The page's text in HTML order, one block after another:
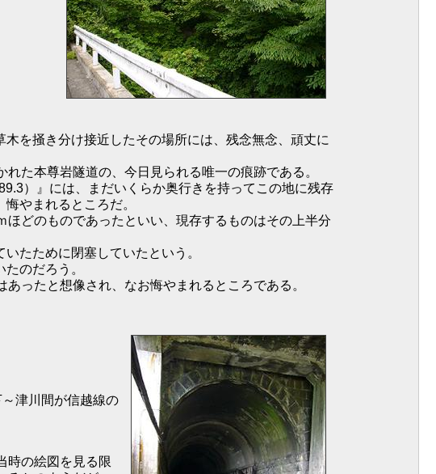
を掻き分け接近したその場所には、残念無念、頑丈に
た本尊岩隧道の、今日見られる唯一の痕跡である。
）』には、まだいくらか奥行きを持ってこの地に残存
やまれるところだ。
どのものであったといい、現存するものはその上半分
たために閉塞していたという。
のだろう。
ったと想像され、なお悔やまれるところである。
津川間が信越線の
時の絵図を見る限